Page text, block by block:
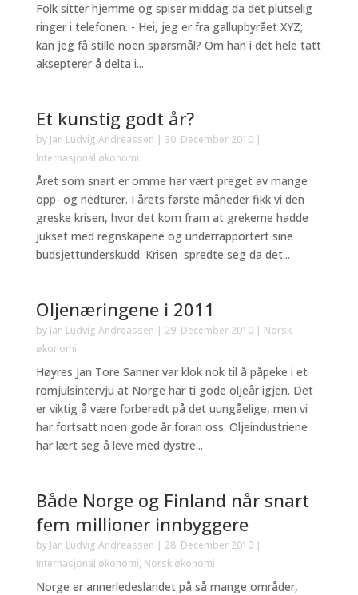
Folk sitter hjemme og spiser middag da det plutselig
ringer i telefonen. - Hei, jeg er fra gallupbyrået XYZ;
kan jeg få stille noen spørsmål? Om han i det hele tatt
aksepterer å delta i...
Et kunstig godt år?
by Jan Ludvig Andreassen | 30. December 2010|
Internasjonal økonomi
Året som snart er omme har vært preget av mange
opp- og nedturer. I årets første måneder fikk vi den
greske krisen, hvor det kom fram at grekerne hadde
jukset med regnskapene og underrapportert sine
budsjettunderskudd. Krisen spredte seg da det...
Oljenæringene i 2011
by Jan Ludvig Andreassen | 29. December 2010| Norsk
økonomi
Høyres Jan Tore Sanner var klok nok til å påpeke i et
romjulsintervju at Norge har ti gode oljeår igjen. Det
er viktig å være forberedt på det uungåelige, men vi
har fortsatt noen gode år foran oss. Oljeindustriene
har lært seg å leve med dystre...
Både Norge og Finland når snart
fem millioner innbyggere
by Jan Ludvig Andreassen | 28. December 2010|
Internasjonal økonomi, Norsk økonomi
Norge er annerledeslandet på så mange områder,